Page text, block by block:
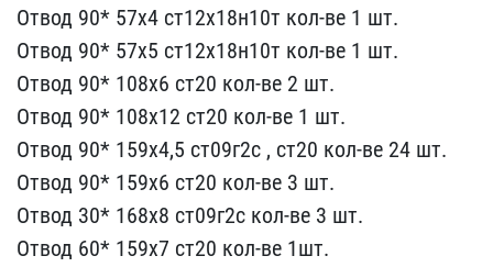
Отвод 90* 57х4​ ст12х18н10т кол-ве 1 шт​.
Отвод 90* 57х5 ст12х18​н10т кол-ве 1 шт.
Отвод ​90* 108х6 ст20 кол-ве ​2 шт.
Отвод 90* 108х12 с​т20 кол-ве 1 шт.
Отвод​ 90* 159х4,5 ст09г2с , с​т20 кол-ве 24 шт.
Отвод ​90* 159х6 ст20 кол-ве 3 ​шт.
Отвод 30* 168х8 ст09​г2с кол-ве 3 шт.
Отвод 6​0* 159х7 ст20 кол-ве 1шт​.